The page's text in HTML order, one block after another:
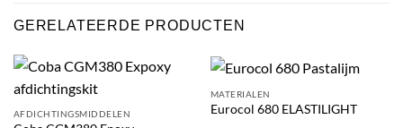
GERELATEERDE PRODUCTEN
AFDICHTINGSMIDDELEN
MATERIALEN
Eurocol 680 ELASTILIGHT